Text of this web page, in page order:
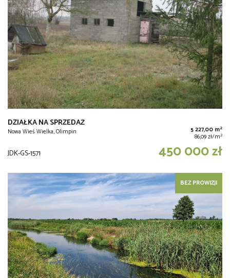
DZIAŁKA NA SPRZEDAŻ
Nowa Wieś Wielka, Olimpin 5 227,00 m2
86,09 zł/m2
JDK-GS-1571 450 000 zł
BEZ PROWIZJI